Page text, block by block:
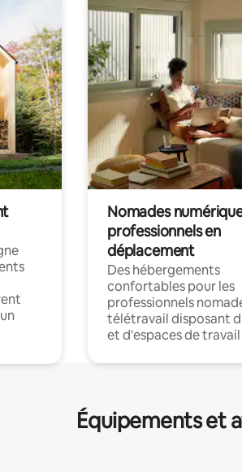
Nomades
professionnels en
déplacement
Des hébergements
confortables pour les
professionnels
télétravail disposant
et d'espaces de
Équipements et